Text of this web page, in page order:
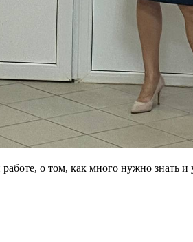
о том, как много нужно знать и